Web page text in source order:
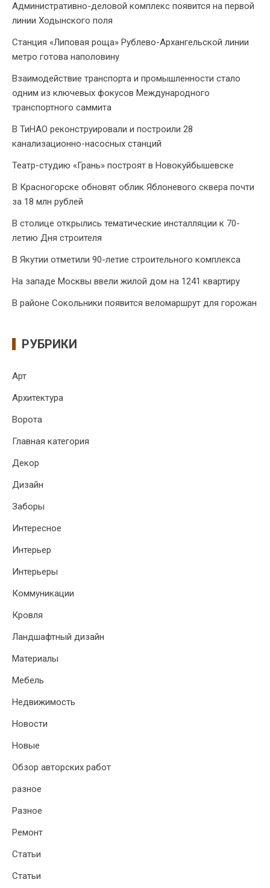
Административно-деловой комплекс появится на первой
линии Ходынского поля
Станция «Липовая роща» Рублево-Архангельской линии
метро готова наполовину
Взаимодействие транспорта и промышленности стало
одним из ключевых фокусов Международного
транспортного саммита
В ТиНАО реконструировали и построили 28
канализационно-насосных станций
Театр-студию «Грань» построят в Новокуйбышевске
В Красногорске обновят облик Яблоневого сквера почти
за 18 млн рублей
В столице открылись тематические инсталляции к 70-
летию Дня строителя
В Якутии отметили 90-летие строительного комплекса
На западе Москвы ввели жилой дом на 1241 квартиру
В районе Сокольники появится веломаршрут для горожан
РУБРИКИ
Арт
Архитектура
Ворота
Главная категория
Декор
Дизайн
Заборы
Интересное
Интерьер
Интерьеры
Коммуникации
Кровля
Ландшафтный дизайн
Материалы
Мебель
Недвижимость
Новости
Новые
Обзор авторских работ
разное
Разное
Ремонт
Статьи
Статьи